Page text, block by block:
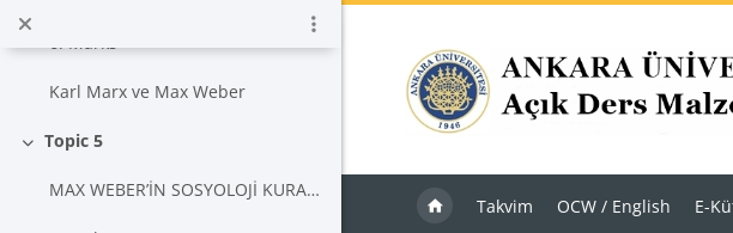
Ana içeriğe git
Karl Marx ve Max Weber
Daralt
Topic 5
MAX WEBER’İN SOSYOLOJİ KURAMI
Takvim OCW / English E-